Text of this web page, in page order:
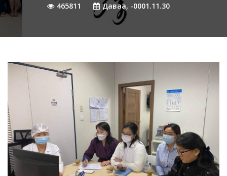
465811 Даваа, -0001.11.30